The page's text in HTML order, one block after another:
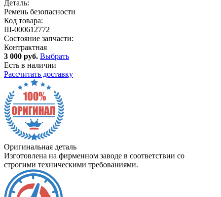
Деталь:
Ремень безопасности
Код товара:
Ш-000612772
Состояние запчасти:
Контрактная
3 000 руб. Выбрать
Есть в наличии
Рассчитать доставку
Оригинальная деталь
Изготовлена на фирменном заводе в соответствии со
строгими техническими требованиями.